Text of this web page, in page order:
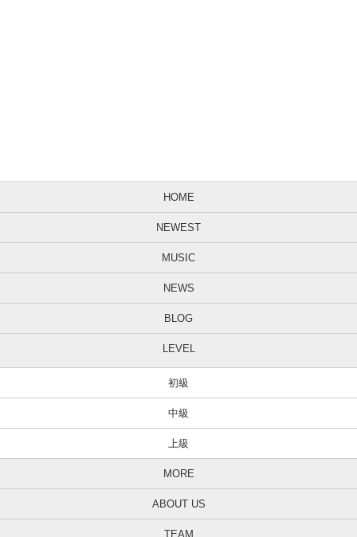
HOME
NEWEST
MUSIC
NEWS
BLOG
LEVEL
初級
中級
上級
MORE
ABOUT US
TEAM